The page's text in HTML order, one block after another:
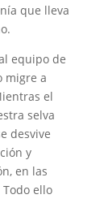
que lleva
equipo de
migre a
el
selva
desvive
y
en las
ello